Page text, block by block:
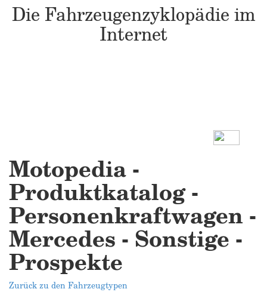
Die Fahrzeugenzyklopädie im
Internet
Motopedia -
Produktkatalog -
Personenkraftwagen -
Mercedes - Sonstige -
Prospekte
Zurück zu den Fahrzeugtypen